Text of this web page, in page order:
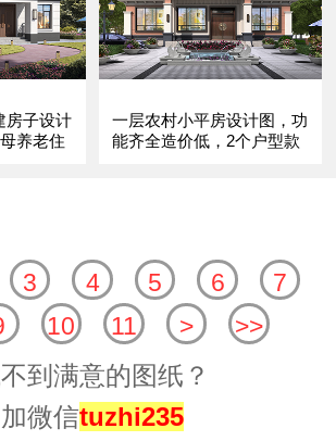
房子设计
养老住
一层农村小平房设计图，功
能齐全造价低，2个户型款
3 4 5 6
7
10 11 > >>
到满意的图纸？
加微信tuzhi235